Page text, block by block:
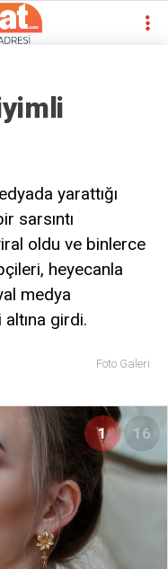
yarattığı
sarsıntı
oldu ve binlerce
heyecanla
medya
altına girdi.
Foto Galeri
1 16